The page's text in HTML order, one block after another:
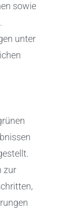
sowie
unter
zur